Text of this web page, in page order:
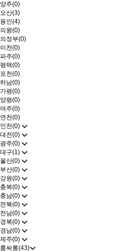
양주(0)
오산(3)
용인(4)
의왕(0)
의정부(0)
이천(0)
파주(0)
평택(0)
포천(0)
하남(0)
가평(0)
양평(0)
여주(0)
연천(0)
인천(0)
대전(0)
광주(0)
대구(1)
울산(0)
부산(0)
강원(0)
충북(0)
충남(0)
전북(0)
전남(0)
경북(0)
경남(0)
제주(0)
룸싸롱(43)